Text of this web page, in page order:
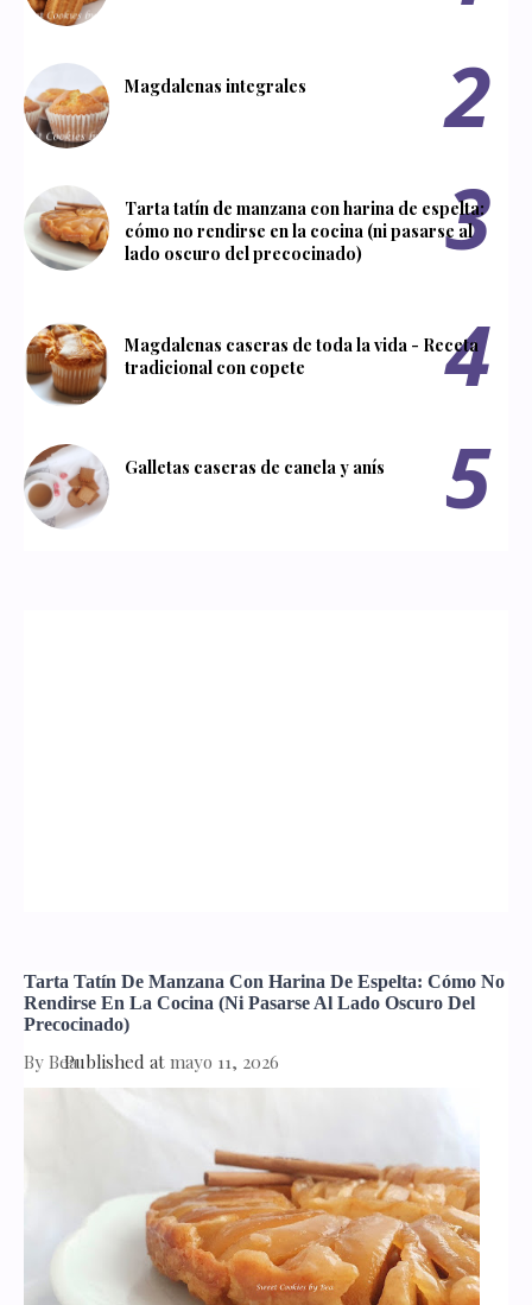
Magdalenas integrales
Tarta tatín de manzana con harina de espelta:
cómo no rendirse en la cocina (ni pasarse al
lado oscuro del precocinado)
Magdalenas caseras de toda la vida - Receta
tradicional con copete
Galletas caseras de canela y anís
Tarta Tatín De Manzana Con Harina De Espelta: Cómo No
Rendirse En La Cocina (ni Pasarse Al Lado Oscuro Del
Precocinado)
By BeaPublished at mayo 11, 2026